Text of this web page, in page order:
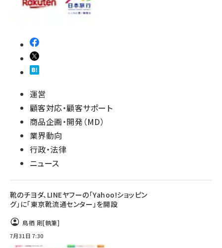
運営
顧客対応・顧客サポート
商品企画・開発（MD）
業界動向
行政・法律
ニュース
靴のチヨダ、LINEヤフーの「Yahoo!ショッピン
グ」に「東京靴流通センター」を開設
鳥栖 剛[執筆]
7月31日 7:30